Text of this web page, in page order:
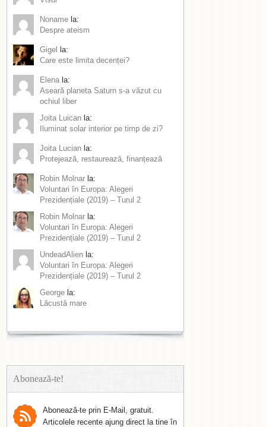
Noname la:
Despre ateism
Gigel
la:
Care este limita decenței?
Elena la:
Aseară planeta Saturn s-a văzut cu
ochiul liber
Joita Luican la:
Iluminat solar interior pe timp de zi?
Joita Lucian la:
Protejează, restaurează, finanțează
Robin Molnar la:
Voluntari în Europa: Alegeri
Prezidențiale (2019) – Turul 2
Robin Molnar la:
Voluntari în Europa: Alegeri
Prezidențiale (2019) – Turul 2
UndeadAlien la:
Voluntari în Europa: Alegeri
Prezidențiale (2019) – Turul 2
George la:
Lăcustă mare
Abonează-te!
Abonează-te prin E-Mail, gratuit.
Articolele recente ajung direct la tine în